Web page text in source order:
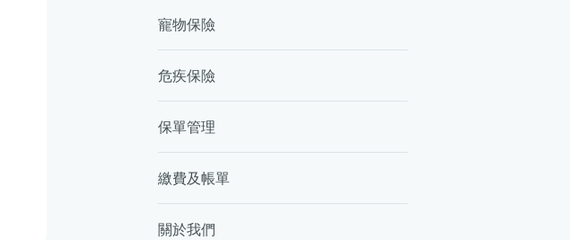
寵物保險
危疾保險
保單管理
繳費及帳單
關於我們